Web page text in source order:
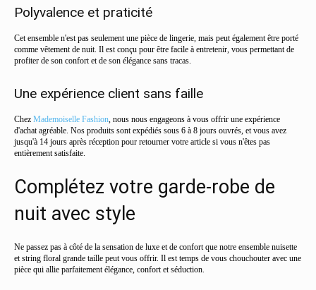
Polyvalence et praticité
Cet ensemble n'est pas seulement une pièce de lingerie, mais peut également être porté
comme vêtement de nuit. Il est conçu pour être facile à entretenir, vous permettant de
profiter de son confort et de son élégance sans tracas.
Une expérience client sans faille
Chez Mademoiselle Fashion, nous nous engageons à vous offrir une expérience
d'achat agréable. Nos produits sont expédiés sous 6 à 8 jours ouvrés, et vous avez
jusqu'à 14 jours après réception pour retourner votre article si vous n'êtes pas
entièrement satisfaite.
Complétez votre garde-robe de
nuit avec style
Ne passez pas à côté de la sensation de luxe et de confort que notre ensemble nuisette
et string floral grande taille peut vous offrir. Il est temps de vous chouchouter avec une
pièce qui allie parfaitement élégance, confort et séduction.